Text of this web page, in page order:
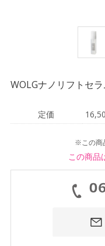
WOLGナノリフトセ
定価
※この商
この商品